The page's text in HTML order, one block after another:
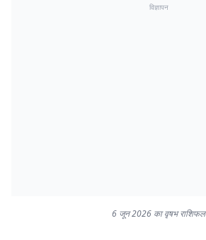
विज्ञापन
6 जून 2026 का वृषभ राशिफल